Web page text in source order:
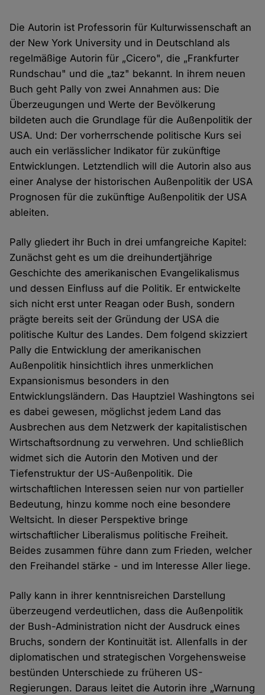
Die Autorin ist Professorin für Kulturwissenschaft an
der New York University und in Deutschland als
regelmäßige Autorin für „Cicero", die „Frankfurter
Rundschau" und die „taz" bekannt. In ihrem neuen
Buch geht Pally von zwei Annahmen aus: Die
Überzeugungen und Werte der Bevölkerung
bildeten auch die Grundlage für die Außenpolitik der
USA. Und: Der vorherrschende politische Kurs sei
auch ein verlässlicher Indikator für zukünftige
Entwicklungen. Letztendlich will die Autorin also aus
einer Analyse der historischen Außenpolitik der USA
Prognosen für die zukünftige Außenpolitik der USA
ableiten.
Pally gliedert ihr Buch in drei umfangreiche Kapitel:
Zunächst geht es um die dreihundertjährige
Geschichte des amerikanischen Evangelikalismus
und dessen Einfluss auf die Politik. Er entwickelte
sich nicht erst unter Reagan oder Bush, sondern
prägte bereits seit der Gründung der USA die
politische Kultur des Landes. Dem folgend skizziert
Pally die Entwicklung der amerikanischen
Außenpolitik hinsichtlich ihres unmerklichen
Expansionismus besonders in den
Entwicklungsländern. Das Hauptziel Washingtons sei
es dabei gewesen, möglichst jedem Land das
Ausbrechen aus dem Netzwerk der kapitalistischen
Wirtschaftsordnung zu verwehren. Und schließlich
widmet sich die Autorin den Motiven und der
Tiefenstruktur der US-Außenpolitik. Die
wirtschaftlichen Interessen seien nur von partieller
Bedeutung, hinzu komme noch eine besondere
Weltsicht. In dieser Perspektive bringe
wirtschaftlicher Liberalismus politische Freiheit.
Beides zusammen führe dann zum Frieden, welcher
den Freihandel stärke - und im Interesse Aller liege.
Pally kann in ihrer kenntnisreichen Darstellung
überzeugend verdeutlichen, dass die Außenpolitik
der Bush-Administration nicht der Ausdruck eines
Bruchs, sondern der Kontinuität ist. Allenfalls in der
diplomatischen und strategischen Vorgehensweise
bestünden Unterschiede zu früheren US-
Regierungen. Daraus leitet die Autorin ihre „Warnung